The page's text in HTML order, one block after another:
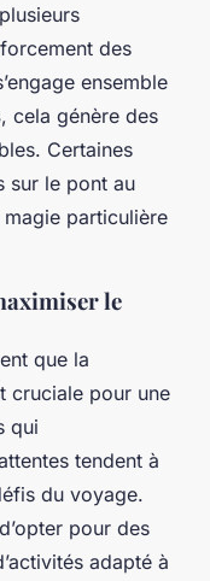
des
ensemble
, cela génère des
Certaines
sur le pont au
particulière
le
que la
cruciale pour une
qui
tendent à
du voyage.
pour des
adapté à